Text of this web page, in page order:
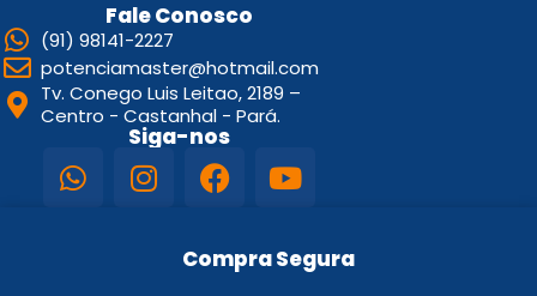
Fale Conosco
(91) 98141-2227
potenciamaster@hotmail.com
Tv. Conego Luis Leitao, 2189 –
Centro - Castanhal - Pará.
Siga-nos
Compra Segura